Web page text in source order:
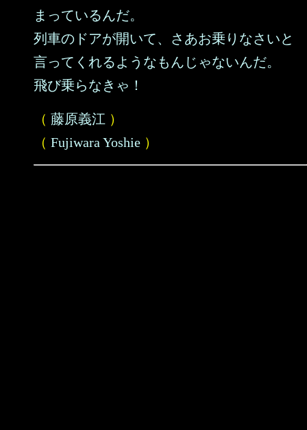
まっているんだ。
列車のドアが開いて、さあお乗りなさいと
言ってくれるようなもんじゃないんだ。
飛び乗らなきゃ！
（ 藤原義江 ）
（ Fujiwara Yoshie ）